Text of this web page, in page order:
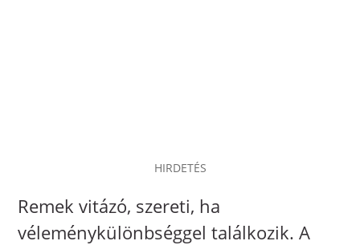
HIRDETÉS
Remek vitázó, szereti, ha
véleménykülönbséggel találkozik. A